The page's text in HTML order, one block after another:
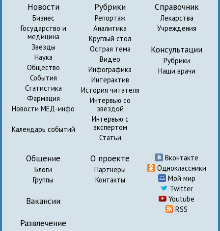
Новости
Бизнес
Государство и
медицина
Звезды
Наука
Общество
События
Статистика
Фармация
Новости МЕД-инфо
Календарь событий
Рубрики
Репортаж
Аналитика
Круглый стол
Острая тема
Видео
Инфографика
Интерактив
История читателя
Интервью со
звездой
Интервью с
экспертом
Статьи
Справочник
Лекарства
Учреждения
Консультации
Рубрики
Наши врачи
Общение
Блоги
Группы
Вакансии
Развлечение
О проекте
Партнеры
Контакты
Вконтакте
Одноклассники
Мой мир
Twitter
Youtube
RSS